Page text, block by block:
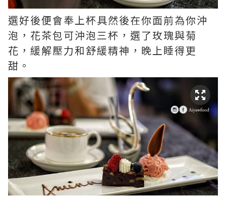
選好後便會奉上杯具然後在你面前為你沖
泡，花茶包可沖泡三杯，選了玫瑰與菊
花，緩解壓力和舒緩精神，晚上睡得更
甜。